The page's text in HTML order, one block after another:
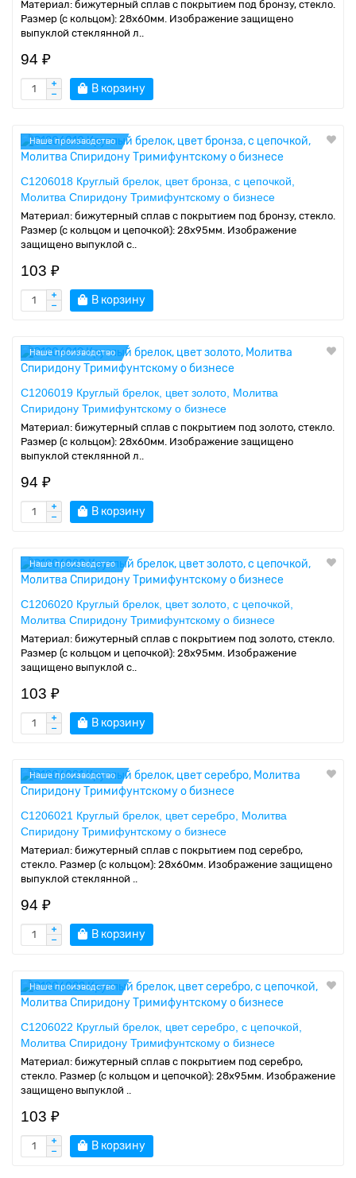
Материал: бижутерный сплав с покрытием под бронзу, стекло.
Размер (с кольцом): 28х60мм. Изображение защищено
выпуклой стеклянной л..
94 ₽
В корзину
Наше производство
C1206018 Круглый брелок, цвет бронза, с цепочкой,
Молитва Спиридону Тримифунтскому о бизнесе
Материал: бижутерный сплав с покрытием под бронзу, стекло.
Размер (с кольцом и цепочкой): 28х95мм. Изображение
защищено выпуклой с..
103 ₽
В корзину
Наше производство
C1206019 Круглый брелок, цвет золото, Молитва
Спиридону Тримифунтскому о бизнесе
Материал: бижутерный сплав с покрытием под золото, стекло.
Размер (с кольцом): 28х60мм. Изображение защищено
выпуклой стеклянной л..
94 ₽
В корзину
Наше производство
C1206020 Круглый брелок, цвет золото, с цепочкой,
Молитва Спиридону Тримифунтскому о бизнесе
Материал: бижутерный сплав с покрытием под золото, стекло.
Размер (с кольцом и цепочкой): 28х95мм. Изображение
защищено выпуклой с..
103 ₽
В корзину
Наше производство
C1206021 Круглый брелок, цвет серебро, Молитва
Спиридону Тримифунтскому о бизнесе
Материал: бижутерный сплав с покрытием под серебро,
стекло. Размер (с кольцом): 28х60мм. Изображение защищено
выпуклой стеклянной ..
94 ₽
В корзину
Наше производство
C1206022 Круглый брелок, цвет серебро, с цепочкой,
Молитва Спиридону Тримифунтскому о бизнесе
Материал: бижутерный сплав с покрытием под серебро,
стекло. Размер (с кольцом и цепочкой): 28х95мм. Изображение
защищено выпуклой ..
103 ₽
В корзину